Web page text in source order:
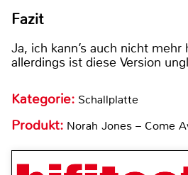
Fazit
Ja, ich kann’s auch nicht mehr
allerdings ist diese Version
Kategorie: Schallplatte
Produkt: Norah Jones – Come